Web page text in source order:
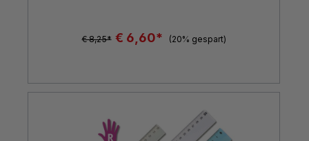
€ 8,25* € 6,60* (20% gespart)